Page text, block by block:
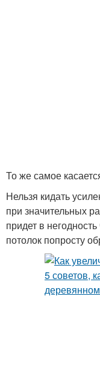
То же самое
Нельзя кидать
при значительных
придет в
потолок попросту